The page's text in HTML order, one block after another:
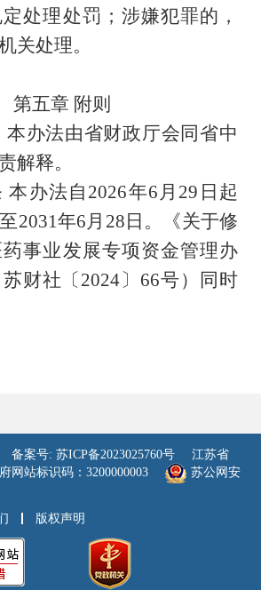
处理处罚；涉嫌犯罪的，
关处理。
第五章 附则
本办法由省财政厅会同省中
解释。
本办法自 2026年6 月 29 日起
2031年6 月 28 日 。《关于修
事业发展专项资金管理办
财社〔 2024〕 66号）同时
备案号: 苏ICP备2023025760号
江苏省
网站标识码：3200000003
苏公网安
版权声明